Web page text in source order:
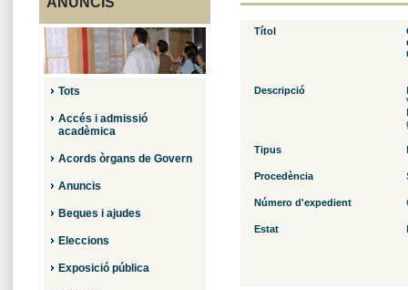
Tots
Accés i admissió
acadèmica
Acords òrgans de Govern
Anuncis
Beques i ajudes
Eleccions
Exposició pública
Títol
Descripció
Tipus
Procedència
Número d'expedient
Estat